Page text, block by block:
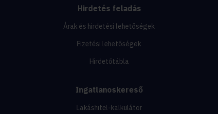
Hirdetés feladás
Árak és hirdetési lehetőségek
Fizetési lehetőségek
Hirdetőtábla
Ingatlanoskereső
Lakáshitel-kalkulátor